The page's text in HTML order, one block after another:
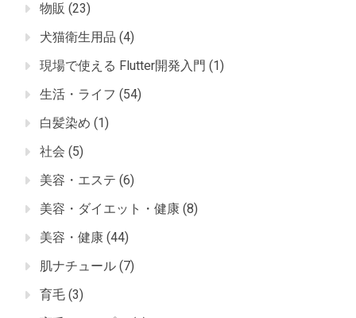
物販 (23)
犬猫衛生用品 (4)
現場で使える Flutter開発入門 (1)
生活・ライフ (54)
白髪染め (1)
社会 (5)
美容・エステ (6)
美容・ダイエット・健康 (8)
美容・健康 (44)
肌ナチュール (7)
育毛 (3)